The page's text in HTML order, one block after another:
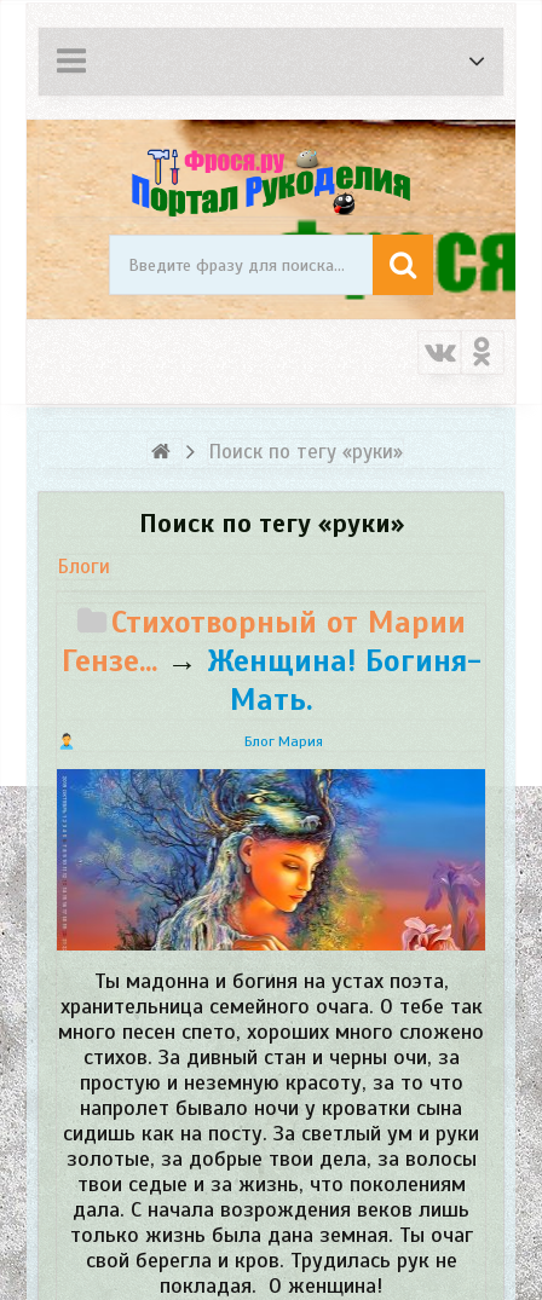
Поиск по тегу «руки»
Поиск по тегу «руки»
Блоги
Стихотворный от Марии
Гензе...→ Женщина! Богиня-
Мать.
Блог Мария
Ты мадонна и богиня на устах поэта,
хранительница семейного очага. О тебе так
много песен спето, хороших много сложено
стихов. За дивный стан и черны очи, за
простую и неземную красоту, за то что
напролет бывало ночи у кроватки сына
сидишь как на посту. За светлый ум и руки
золотые, за добрые твои дела, за волосы
твои седые и за жизнь, что поколениям
дала. С начала возрождения веков лишь
только жизнь была дана земная. Ты очаг
свой берегла и кров. Трудилась рук не
покладая. О женщина!